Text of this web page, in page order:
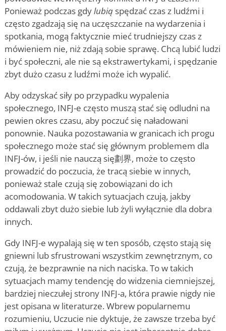
Ponieważ podczas gdylubią spędzać czas z ludźmi i
często zgadzają się na uczęszczanie na wydarzenia i
spotkania, mogą faktycznie mieć trudniejszy czas z
mówieniem nie, niż zdają sobie sprawę. Chcą lubić ludzi
i być społeczni, ale nie są ekstrawertykami, i spędzanie
zbyt dużo czasu z ludźmi może ich wypalić.
Aby odzyskać siły po przypadku wypalenia
społecznego, INFJ-e często muszą stać się odludni na
pewien okres czasu, aby poczuć się naładowani
ponownie. Nauka pozostawania w granicach ich progu
społecznego może stać się głównym problemem dla
INFJ-ów, i jeśli nie nauczą się劃界, może to często
prowadzić do poczucia, że tracą siebie w innych,
ponieważ stale czują się zobowiązani do ich
acomodowania. W takich sytuacjach czują, jakby
oddawali zbyt dużo siebie lub żyli wyłącznie dla dobra
innych.
Gdy INFJ-e wypalają się w ten sposób, często stają się
gniewni lub sfrustrowani wszystkim zewnętrznym, co
czują, że bezprawnie na nich naciska. To w takich
sytuacjach mamy tendencję do widzenia ciemniejszej,
bardziej nieczułej strony INFJ-a, która prawie nigdy nie
jest opisana w literaturze. Wbrew popularnemu
rozumieniu, Uczucie nie dyktuje, że zawsze trzeba być